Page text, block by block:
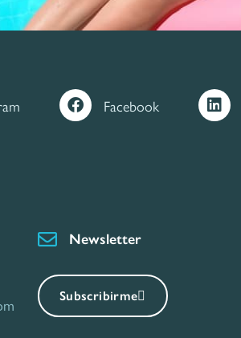
Facebook
Newsletter
Subscribirme